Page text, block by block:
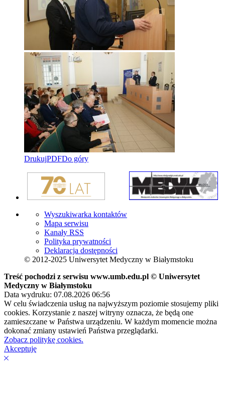
DrukujPDFDo góry
Wyszukiwarka kontaktów
Mapa serwisu
Kanały RSS
Polityka prywatności
Deklaracja dostępności
© 2012-2025 Uniwersytet Medyczny w Białymstoku
Treść pochodzi z serwisu www.umb.edu.pl © Uniwersytet
Medyczny w Białymstoku
Data wydruku: 07.08.2026 06:56
W celu świadczenia usług na najwyższym poziomie stosujemy pliki
cookies. Korzystanie z naszej witryny oznacza, że będą one
zamieszczane w Państwa urządzeniu. W każdym momencie można
dokonać zmiany ustawień Państwa przeglądarki.
Zobacz politykę cookies.
Akceptuję